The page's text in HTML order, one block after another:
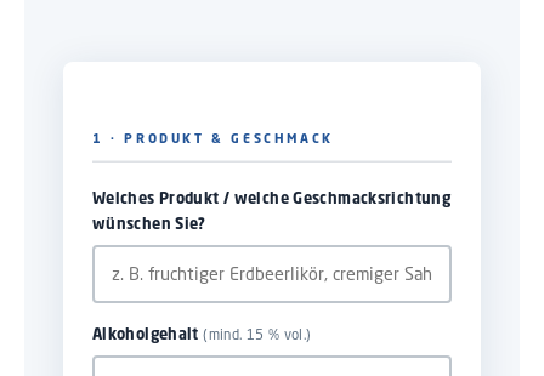
1 · PRODUKT & GESCHMACK
Welches Produkt / welche Geschmacksrichtung
wünschen Sie?
Alkoholgehalt(mind. 15 % vol.)